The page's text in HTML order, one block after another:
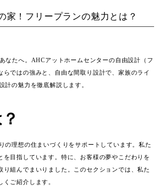
家！フリープランの魅力とは？
なたへ。AHCアットホームセンターの自由設計（フ
ではの強みと、自由な間取り設計で、家族のライ
の魅力を徹底解説します。
理想の住まいづくりをサポートしています。私た
目指しています。特に、お客様の夢やこだわりを
組んでまいりました。このセクションでは、私た
ご紹介します。